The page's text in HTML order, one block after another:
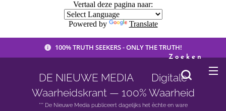
Vertaal deze pagina naar:
Powered by Translate
100% TRUTH SEEKERS - ONLY THE TRUTH!
DE NIEUWE MEDIA 🟣 Digitale
Waarheidskrant — 100% Waarheid
*** De Nieuwe Media publiceert dagelijks het èchte en ware
Zoeken